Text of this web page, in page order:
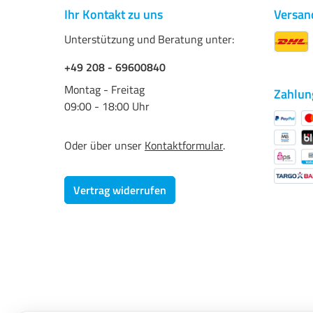
Ihr Kontakt zu uns
Unterstützung und Beratung unter:
+49 208 - 69600840
Montag - Freitag
09:00 - 18:00 Uhr
Oder über unser Kontaktformular.
Vertrag widerrufen